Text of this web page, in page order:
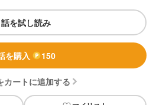
を試し読み
を購入 150
カートに追加する